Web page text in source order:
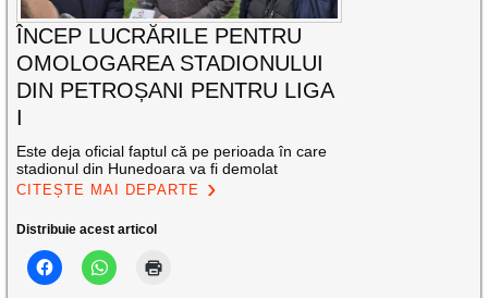
ÎNCEP LUCRĂRILE PENTRU
OMOLOGAREA STADIONULUI
DIN PETROȘANI PENTRU LIGA
I
Este deja oficial faptul că pe perioada în care
stadionul din Hunedoara va fi demolat
CITEȘTE MAI DEPARTE
Distribuie acest articol